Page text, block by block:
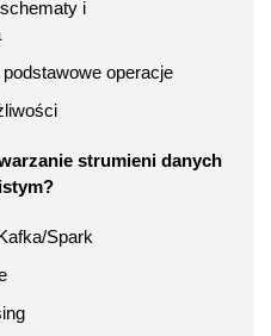
i
operacje
strumieni danych
Spark